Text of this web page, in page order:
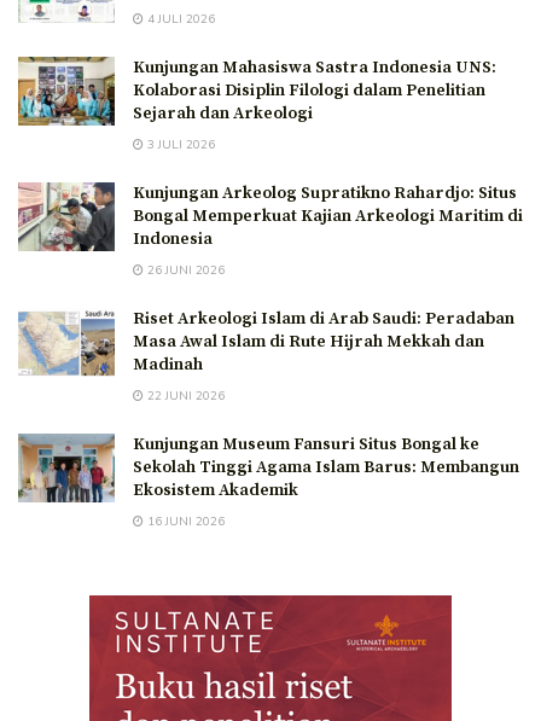
4 JULI 2026
Kunjungan Mahasiswa Sastra Indonesia UNS:
Kolaborasi Disiplin Filologi dalam Penelitian
Sejarah dan Arkeologi
3 JULI 2026
Kunjungan Arkeolog Supratikno Rahardjo: Situs
Bongal Memperkuat Kajian Arkeologi Maritim di
Indonesia
26 JUNI 2026
Riset Arkeologi Islam di Arab Saudi: Peradaban
Masa Awal Islam di Rute Hijrah Mekkah dan
Madinah
22 JUNI 2026
Kunjungan Museum Fansuri Situs Bongal ke
Sekolah Tinggi Agama Islam Barus: Membangun
Ekosistem Akademik
16 JUNI 2026